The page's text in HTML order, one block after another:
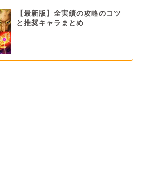
【最新版】全実績の攻略のコツ
と推奨キャラまとめ